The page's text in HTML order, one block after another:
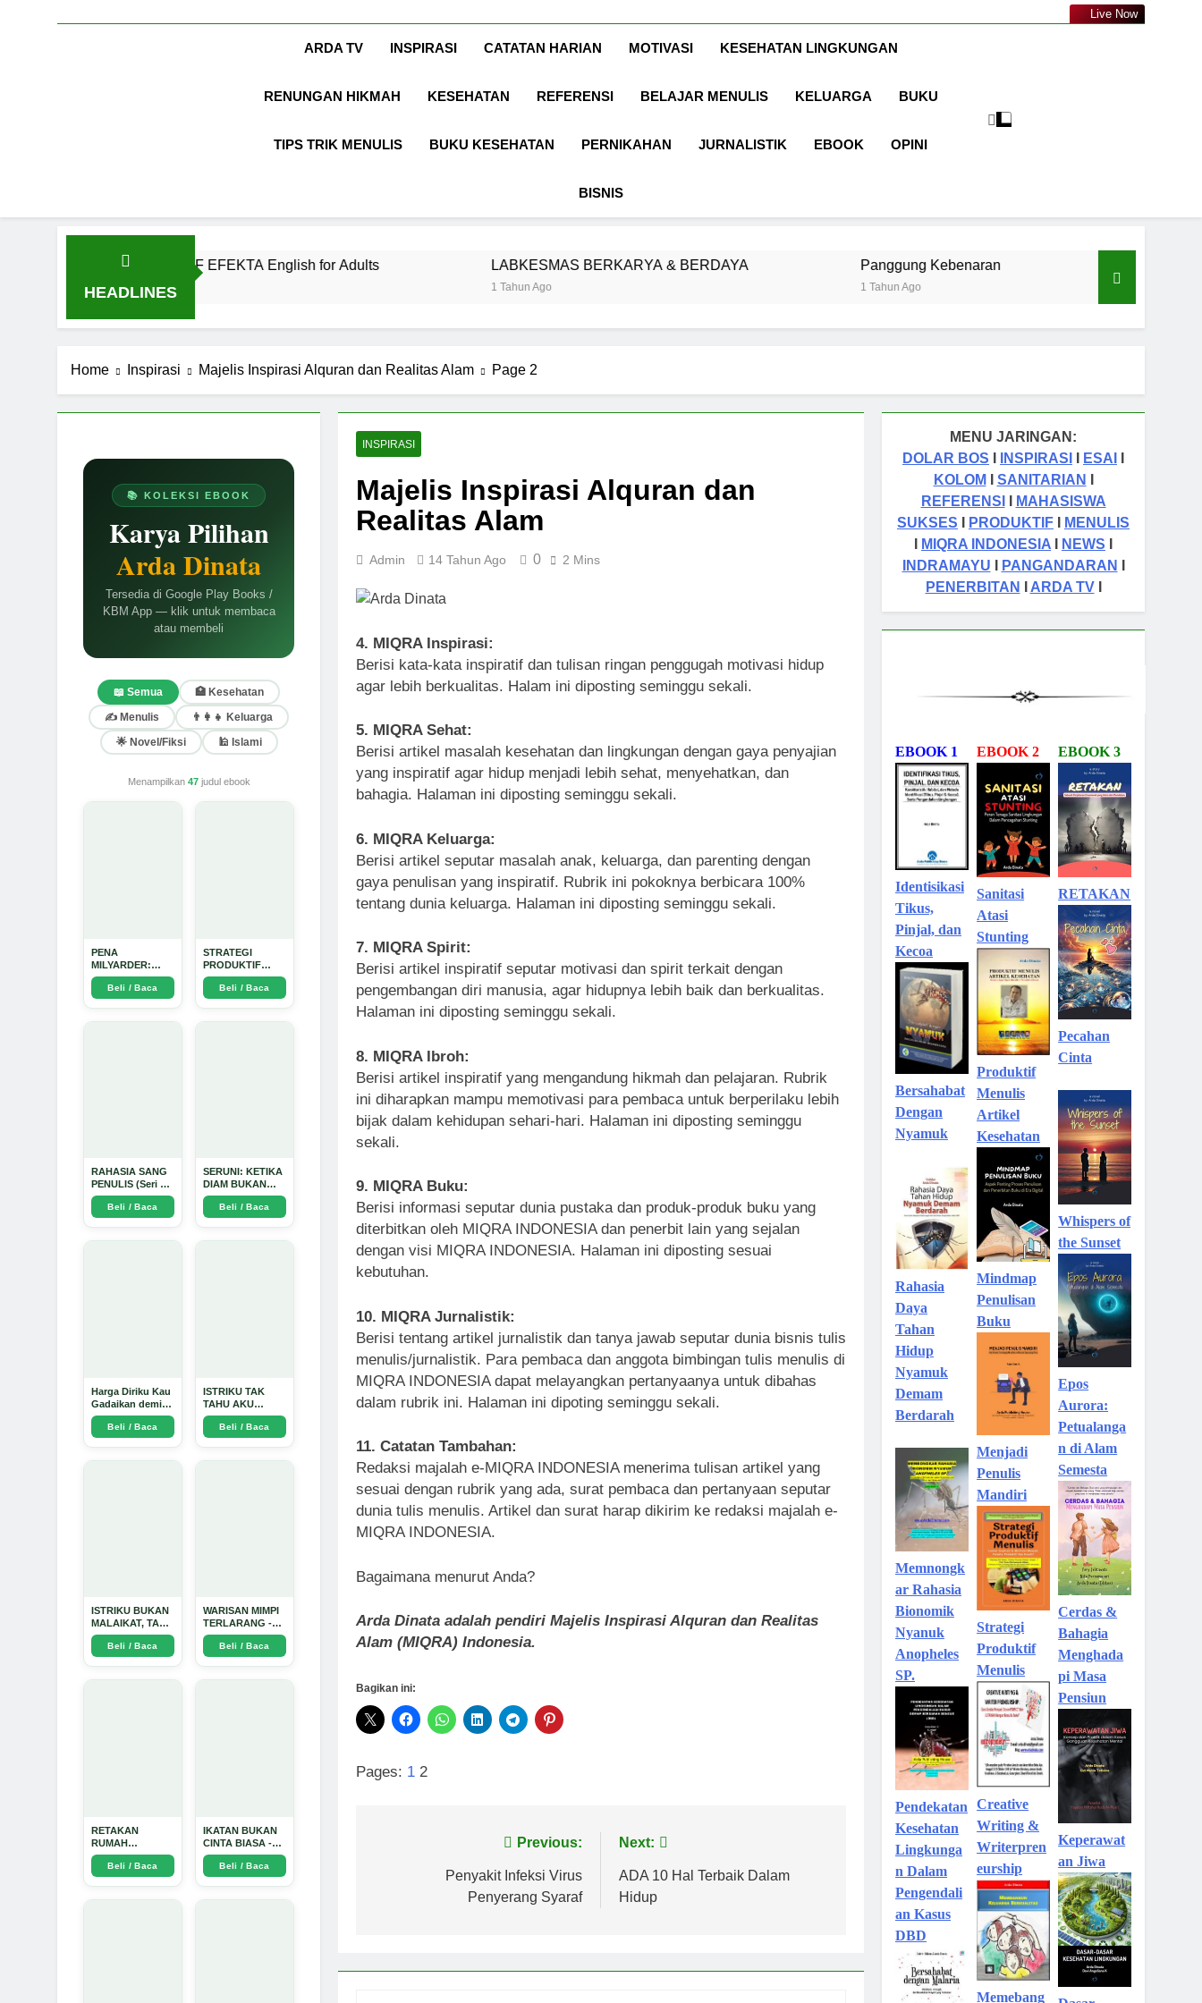
Www.ArdaDinata.com Live Now
ARDA TV INSPIRASI CATATAN HARIAN MOTIVASI KESEHATAN LINGKUNGAN
RENUNGAN HIKMAH KESEHATAN REFERENSI BELAJAR MENULIS KELUARGA BUKU
TIPS TRIK MENULIS BUKU KESEHATAN PERNIKAHAN JURNALISTIK EBOOK OPINI
BISNIS
HEADLINES
di EF EFEKTA English for Adults LABKESMAS BERKARYA & BERDAYA Panggung Kebenaran
Home Inspirasi Majelis Inspirasi Alquran dan Realitas Alam Page 2
📚 KOLEKSI EBOOK
Karya Pilihan
Arda Dinata
Tersedia di Google Play Books /
KBM App — klik untuk membaca
atau membeli
📖 Semua
🏥 Kesehatan
✍️ Menulis
👨‍👩‍👧 Keluarga
🌟 Novel/Fiksi
🕌 Islami
Menampilkan 47judul ebook
PENA
MILYARDER:
Kisah, Rahasia
Sukses, dan
Panduan Menjadi
Beli / Baca
STRATEGI
PRODUKTIF
MENULIS
UPDATE - Arda
Dinata
Beli / Baca
RAHASIA SANG
PENULIS (Seri 1)
- Arda Dinata
Beli / Baca
SERUNI: KETIKA
DIAM BUKAN
LAGI PILIHAN -
Arda Dinata
Beli / Baca
Harga Diriku Kau
Gadaikan demi
Perempuan Itu -
Arda Dinata
Beli / Baca
ISTRIKU TAK
TAHU AKU
PENGUSAHA
EMAS - Arda
Dinata
Beli / Baca
ISTRIKU BUKAN
MALAIKAT, TAPI
AKU JUGA
TIDAK SUCI -
Beli / Baca
WARISAN MIMPI
TERLARANG -
Arda Dinata
Beli / Baca
RETAKAN
RUMAH
TANGGA:
Sebuah
Perjalanan
Beli / Baca
IKATAN BUKAN
CINTA BIASA -
Arda Dinata
Beli / Baca
INSPIRASI
Majelis Inspirasi Alquran dan
Realitas Alam
Admin 14 Tahun Ago 0 2 Mins
4. MIQRA Inspirasi:
Berisi kata-kata inspiratif dan tulisan ringan penggugah motivasi hidup
agar lebih berkualitas. Halam ini diposting seminggu sekali.
5. MIQRA Sehat:
Berisi artikel masalah kesehatan dan lingkungan dengan gaya penyajian
yang inspiratif agar hidup menjadi lebih sehat, menyehatkan, dan
bahagia. Halaman ini diposting seminggu sekali.
6. MIQRA Keluarga:
Berisi artikel seputar masalah anak, keluarga, dan parenting dengan
gaya penulisan yang inspiratif. Rubrik ini pokoknya berbicara 100%
tentang dunia keluarga. Halaman ini diposting seminggu sekali.
7. MIQRA Spirit:
Berisi artikel inspiratif seputar motivasi dan spirit terkait dengan
pengembangan diri manusia, agar hidupnya lebih baik dan berkualitas.
Halaman ini diposting seminggu sekali.
8. MIQRA Ibroh:
Berisi artikel inspiratif yang mengandung hikmah dan pelajaran. Rubrik
ini diharapkan mampu memotivasi para pembaca untuk berperilaku lebih
bijak dalam kehidupan sehari-hari. Halaman ini diposting seminggu
sekali.
9. MIQRA Buku:
Berisi informasi seputar dunia pustaka dan produk-produk buku yang
diterbitkan oleh MIQRA INDONESIA dan penerbit lain yang sejalan
dengan visi MIQRA INDONESIA. Halaman ini diposting sesuai
kebutuhan.
10. MIQRA Jurnalistik:
Berisi tentang artikel jurnalistik dan tanya jawab seputar dunia bisnis tulis
menulis/jurnalistik. Para pembaca dan anggota bimbingan tulis menulis di
MIQRA INDONESIA dapat melayangkan pertanyaanya untuk dibahas
dalam rubrik ini. Halaman ini dipoting seminggu sekali.
11. Catatan Tambahan:
Redaksi majalah e-MIQRA INDONESIA menerima tulisan artikel yang
sesuai dengan rubrik yang ada, surat pembaca dan pertanyaan seputar
dunia tulis menulis. Artikel dan surat harap dikirim ke redaksi majalah e-
MIQRA INDONESIA.
Bagaimana menurut Anda?
Arda Dinata adalah pendiri Majelis Inspirasi Alquran dan Realitas
Alam (MIQRA) Indonesia.
Bagikan ini:
Pages: 1 2
Previous:
Penyakit Infeksi Virus
Penyerang Syaraf
Next:
ADA 10 Hal Terbaik Dalam
Hidup
MENU JARINGAN:
DOLAR BOS
INSPIRASI ESAI
KOLOM
SANITARIAN
REFERENSI
MAHASISWA
SUKSES
PRODUKTIF
MENULIS
MIQRA INDONESIA NEWS
INDRAMAYU
PANGANDARAN
PENERBITAN
ARDA TVI
EBOOK 1
Identisikasi
Tikus,
Pinjal, dan
Kecoa
Bersahabat
Dengan
Nyamuk
Rahasia
Daya
Tahan
Hidup
Nyamuk
Demam
Berdarah
Memnongk
ar Rahasia
Bionomik
Nyanuk
Anopheles
SP.
Pendekatan
Kesehatan
Lingkunga
n Dalam
Pengendali
an Kasus
DBD
EBOOK 2
Sanitasi
Atasi
Stunting
Produktif
Menulis
Artikel
Kesehatan
Mindmap
Penulisan
Buku
Menjadi
Penulis
Mandiri
Strategi
Produktif
Menulis
Creative
Writing &
Writerpren
eurship
Memebang
EBOOK 3
RETAKAN
Pecahan
Cinta
Whispers of
the Sunset
Epos
Aurora:
Petualanga
n di Alam
Semesta
Cerdas &
Bahagia
Menghada
pi Masa
Pensiun
Keperawat
an Jiwa